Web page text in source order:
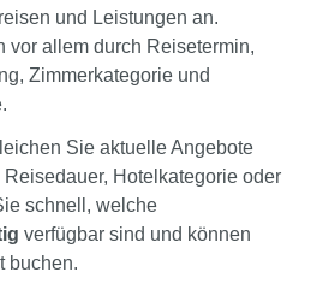
und Leistungen an.
vor allem durch Reisetermin,
Zimmerkategorie und
Sie aktuelle Angebote
Hotelkategorie oder
schnell, welche
verfügbar sind und können
buchen.